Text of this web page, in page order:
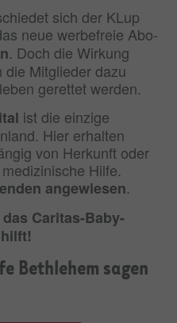
sich der KLup
neue werbefreie Abo-
. Doch die Wirkung
die Mitglieder dazu
gerettet werden.
ist die einzige
Hier erhalten
von Herkunft oder
Hilfe.
angewiesen.
Caritas-Baby-
Bethlehem sagen